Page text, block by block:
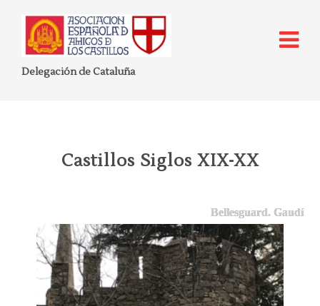
Delegación de Cataluña
Castillos Siglos XIX-XX
Bellesguard. Gaudí